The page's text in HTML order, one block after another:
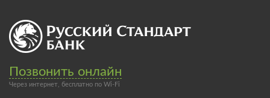
Позвонить онлайн
Через интернет, бесплатно по Wi-Fi